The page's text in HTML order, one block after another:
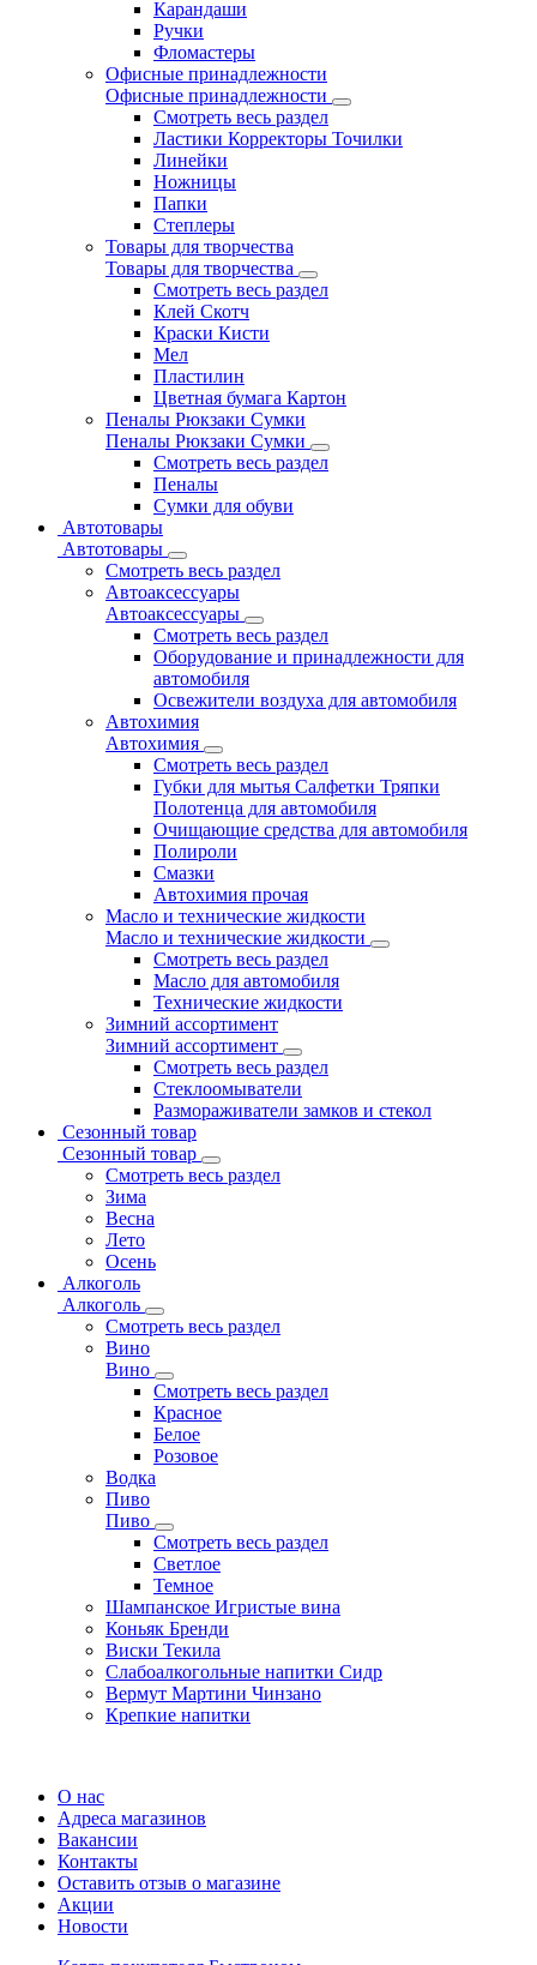
Карандаши
Ручки
Фломастеры
Офисные принадлежности
Офисные принадлежности
Смотреть весь раздел
Ластики Корректоры Точилки
Линейки
Ножницы
Папки
Степлеры
Товары для творчества
Товары для творчества
Смотреть весь раздел
Клей Скотч
Краски Кисти
Мел
Пластилин
Цветная бумага Картон
Пеналы Рюкзаки Сумки
Пеналы Рюкзаки Сумки
Смотреть весь раздел
Пеналы
Сумки для обуви
Автотовары
Автотовары
Смотреть весь раздел
Автоаксессуары
Автоаксессуары
Смотреть весь раздел
Оборудование и принадлежности для
автомобиля
Освежители воздуха для автомобиля
Автохимия
Автохимия
Смотреть весь раздел
Губки для мытья Салфетки Тряпки
Полотенца для автомобиля
Очищающие средства для автомобиля
Полироли
Смазки
Автохимия прочая
Масло и технические жидкости
Масло и технические жидкости
Смотреть весь раздел
Масло для автомобиля
Технические жидкости
Зимний ассортимент
Зимний ассортимент
Смотреть весь раздел
Стеклоомыватели
Размораживатели замков и стекол
Сезонный товар
Сезонный товар
Смотреть весь раздел
Зима
Весна
Лето
Осень
Алкоголь
Алкоголь
Смотреть весь раздел
Вино
Вино
Смотреть весь раздел
Красное
Белое
Розовое
Водка
Пиво
Пиво
Смотреть весь раздел
Cветлое
Темное
Шампанское Игристые вина
Коньяк Бренди
Виски Текила
Слабоалкогольные напитки Сидр
Вермут Мартини Чинзано
Крепкие напитки
О нас
Адреса магазинов
Вакансии
Контакты
Оставить отзыв о магазине
Акции
Новости